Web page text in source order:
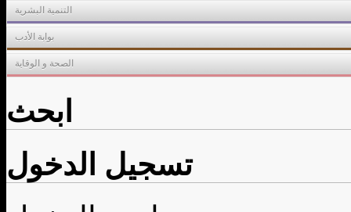
التنمية البشرية
بوابة الأدب
الصحة و الوقاية
ابحث
تسجيل الدخول